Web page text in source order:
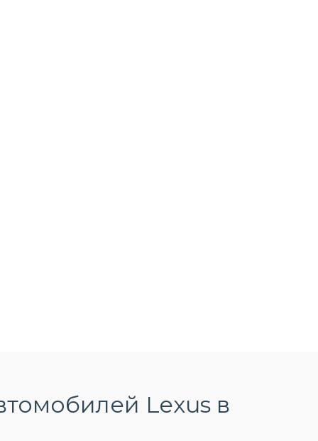
Lexus в